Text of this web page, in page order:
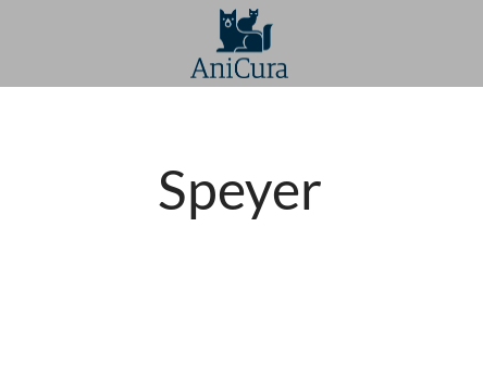
Speyer